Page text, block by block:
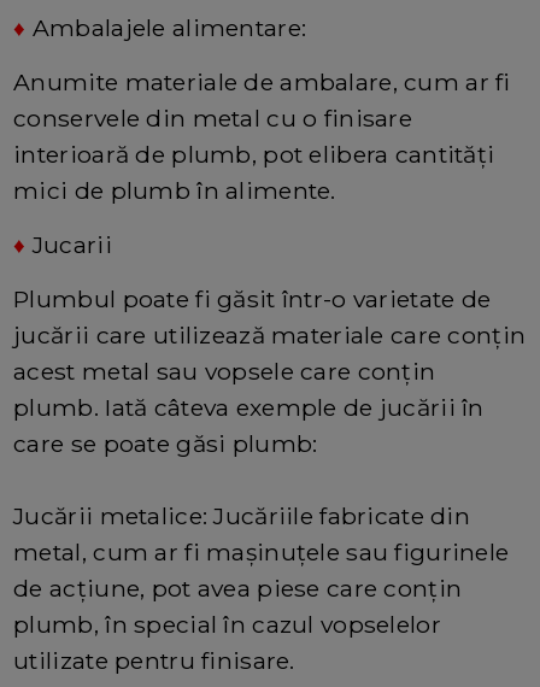
♦ Ambalajele alimentare:
Anumite materiale de ambalare, cum ar fi
conservele din metal cu o finisare
interioară de plumb, pot elibera cantități
mici de plumb în alimente.
♦Jucarii
Plumbul poate fi găsit într-o varietate de
jucării care utilizează materiale care conțin
acest metal sau vopsele care conțin
plumb. Iată câteva exemple de jucării în
care se poate găsi plumb:
Jucării metalice: Jucăriile fabricate din
metal, cum ar fi mașinuțele sau figurinele
de acțiune, pot avea piese care conțin
plumb, în special în cazul vopselelor
utilizate pentru finisare.